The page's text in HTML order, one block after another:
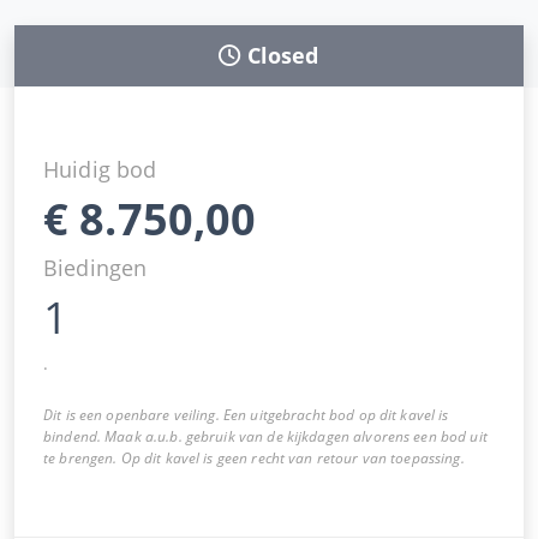
Closed
Huidig bod
€ 8.750,00
Biedingen
1
.
Dit is een openbare veiling. Een uitgebracht bod op dit kavel is
bindend. Maak a.u.b. gebruik van de kijkdagen alvorens een bod uit
te brengen. Op dit kavel is geen recht van retour van toepassing.